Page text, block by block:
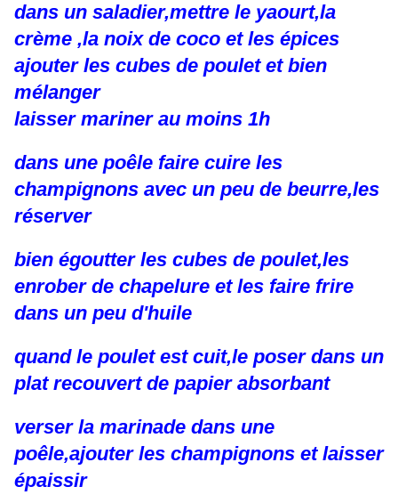
dans un saladier,mettre le yaourt,la
crème ,la noix de coco et les épices
ajouter les cubes de poulet et bien
mélanger
laisser mariner au moins 1h
dans une poêle faire cuire les
champignons avec un peu de beurre,les
réserver
bien égoutter les cubes de poulet,les
enrober de chapelure et les faire frire
dans un peu d'huile
quand le poulet est cuit,le poser dans un
plat recouvert de papier absorbant
verser la marinade dans une
poêle,ajouter les champignons et laisser
épaissir